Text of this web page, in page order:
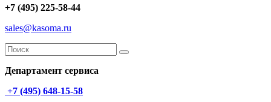
+7 (495) 225-58-44
sales@kasoma.ru
Департамент сервиса
+7 (495) 648-15-58